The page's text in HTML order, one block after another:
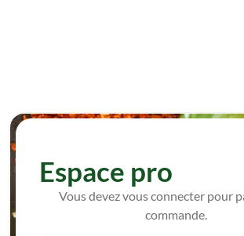
Espace pro
Vous devez vous connecter pour
commande.